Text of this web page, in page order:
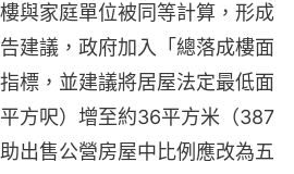
與家庭單位被同等計算，形成
建議，政府加入「總落成樓面
標，並建議將居屋法定最低面
方呎）增至約36平方米（387
出售公營房屋中比例應改為五